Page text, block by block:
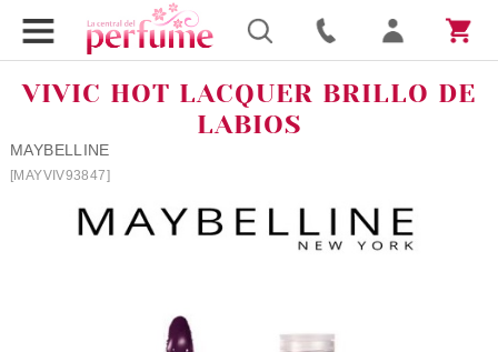
VIVIC HOT LACQUER BRILLO DE
LABIOS
MAYBELLINE
[MAYVIV93847]